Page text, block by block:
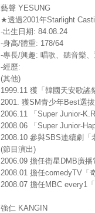
藝聲 YESUNG
★透過2001年Starlight
-出生日期: 84.08.24
-身高/體重: 178/64
-專長/興趣: 唱歌、聽音樂、
-經歷:
(其他)
1999.11 獲「韓國天安歌謠
2001. 獲SM青少年Best選
2006.11 「Super Junior-
2008.06 「Super Junior-
2008.10 參與SBS連續劇「
(節目演出)
2006.09 擔任衛星DMB廣
2008.01 擔任comedyTV「
2008.07 擔任MBC every1
強仁 KANGIN